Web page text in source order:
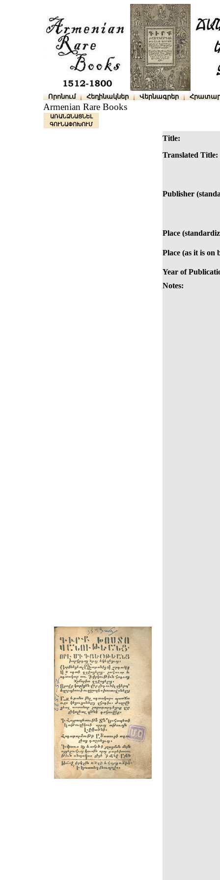
Որոնում Հեղինակներ Վերնագրեր
Armenian Rare Books
ԱՌԱՆՁՆԱՑՆԵԼ
ԳՈՒՆԱՓՈԽՈՒՄ
Title:
Translated Title:
Publisher
Place
Place (as it is on
Year of
Notes: